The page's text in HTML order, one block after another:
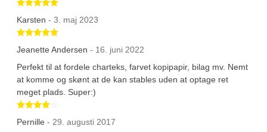
Karsten - 3. maj 2023
Betygsatt 5 av 5 stjärnor
Jeanette Andersen - 16. juni 2022
Perfekt til at fordele charteks, farvet kopipapir, bilag mv. Nemt
at komme og skønt at de kan stables uden at optage ret
meget plads. Super:)
Pernille - 29. augusti 2017